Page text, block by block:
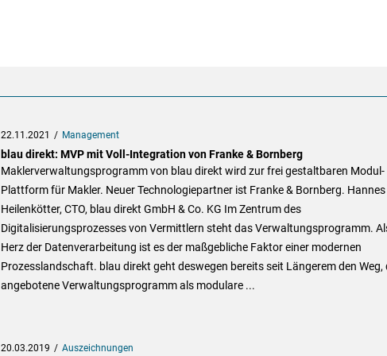
22.11.2021 Management
blau direkt: MVP mit Voll-Integration von Franke & Bornberg
Maklerverwaltungsprogramm von blau direkt wird zur frei gestaltbaren Modul-
Plattform für Makler. Neuer Technologiepartner ist Franke & Bornberg. Hannes
Heilenkötter, CTO, blau direkt GmbH & Co. KG Im Zentrum des
Digitalisierungsprozesses von Vermittlern steht das Verwaltungsprogramm.
Herz der Datenverarbeitung ist es der maßgebliche Faktor einer modernen
Prozesslandschaft. blau direkt geht deswegen bereits seit Längerem den Weg,
angebotene Verwaltungsprogramm als modulare ...
20.03.2019 Auszeichnungen